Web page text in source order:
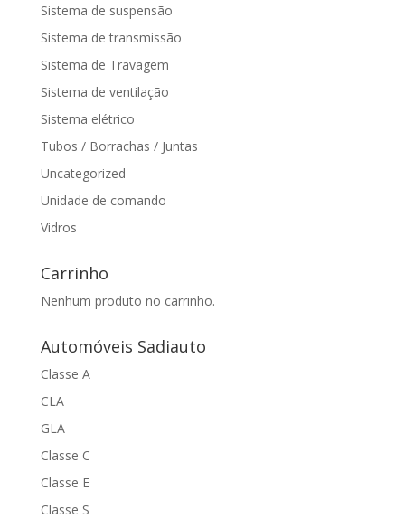
Sistema de suspensão
Sistema de transmissão
Sistema de Travagem
Sistema de ventilação
Sistema elétrico
Tubos / Borrachas / Juntas
Uncategorized
Unidade de comando
Vidros
Carrinho
Nenhum produto no carrinho.
Automóveis Sadiauto
Classe A
CLA
GLA
Classe C
Classe E
Classe S